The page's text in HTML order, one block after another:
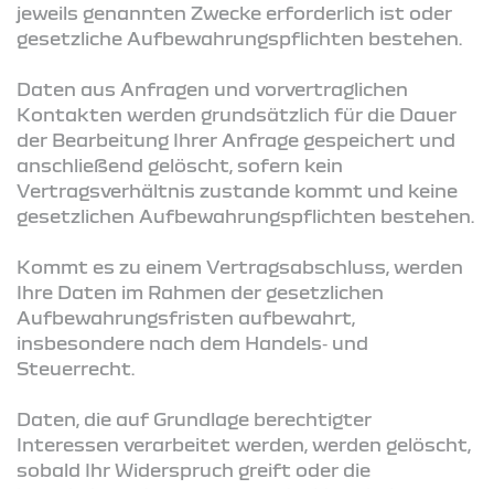
jeweils genannten Zwecke erforderlich ist oder
gesetzliche Aufbewahrungspflichten bestehen.
Daten aus Anfragen und vorvertraglichen
Kontakten werden grundsätzlich für die Dauer
der Bearbeitung Ihrer Anfrage gespeichert und
anschließend gelöscht, sofern kein
Vertragsverhältnis zustande kommt und keine
gesetzlichen Aufbewahrungspflichten bestehen.
Kommt es zu einem Vertragsabschluss, werden
Ihre Daten im Rahmen der gesetzlichen
Aufbewahrungsfristen aufbewahrt,
insbesondere nach dem Handels‑ und
Steuerrecht.
Daten, die auf Grundlage berechtigter
Interessen verarbeitet werden, werden gelöscht,
sobald Ihr Widerspruch greift oder die